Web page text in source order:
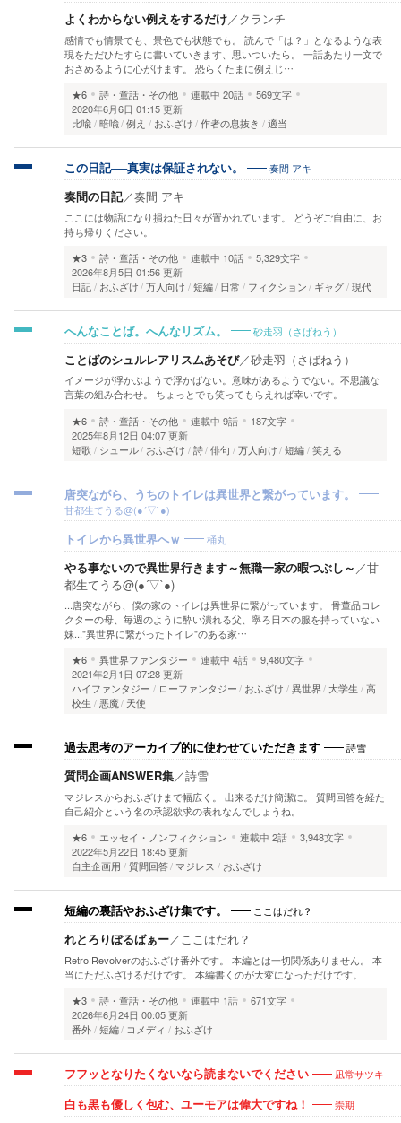
よくわからない例えをするだけ／クランチ
感情でも情景でも、景色でも状態でも。 読んで「は？」となるような表
現をただひたすらに書いていきます、思いついたら。 一話あたり一文で
おさめるように心がけます。 恐らくたまに例えじ…
★6
詩・童話・その他 連載中 20話
569文字
2020年6月6日 01:15 更新
比喩 暗喩 例え おふざけ 作者の息抜き 適当
この日記──真実は保証されない。 奏間 アキ
奏間の日記／奏間 アキ
ここには物語になり損ねた日々が置かれています。 どうぞご自由に、お
持ち帰りください。
★3
詩・童話・その他 連載中 10話
5,329文字
2026年8月5日 01:56 更新
日記
おふざけ 万人向け 短編 日常 フィクション ギャグ 現代
へんなことば。へんなリズム。 砂走羽（さばねう）
ことばのシュルレアリスムあそび／砂走羽（さばねう）
イメージが浮かぶようで浮かばない。意味があるようでない。不思議な
言葉の組み合わせ。 ちょっとでも笑ってもらえれば幸いです。
★6
詩・童話・その他 連載中 9話
187文字
2025年8月12日 04:07 更新
短歌
シュール おふざけ 詩 俳句 万人向け 短編 笑える
唐突ながら、うちのトイレは異世界と繋がっています。
甘都生てうる@(●︎´▽︎`●︎)
トイレから異世界へｗ 桶丸
やる事ないので異世界行きます～無職一家の暇つぶし～ ／甘
都生てうる@(●︎´▽︎`●︎)
...唐突ながら、僕の家のトイレは異世界に繋がっています。 骨董品コレ
クターの母、毎週のように酔い潰れる父、寧ろ日本の服を持っていない
妹..."異世界に繋がったトイレ"のある家…
★6
異世界ファンタジー 連載中 4話
9,480文字
2021年2月1日 07:28 更新
ハイファンタジー
ローファンタジー おふざけ 異世界 大学生
高
校生
悪魔 天使
過去思考のアーカイブ的に使わせていただきます 詩雪
質問企画ANSWER集／詩雪
マジレスからおふざけまで幅広く。 出来るだけ簡潔に。 質問回答を経た
自己紹介という名の承認欲求の表れなんでしょうね。
★6
エッセイ・ノンフィクション 連載中 2話
3,948文字
2022年5月22日 18:45 更新
自主企画用
質問回答 マジレス おふざけ
短編の裏話やおふざけ集です。 ここはだれ？
れとろりぼるばぁー／ここはだれ？
Retro Revolverのおふざけ番外です。 本編とは一切関係ありません。 本
当にただふざけるだけです。 本編書くのが大変になっただけです。
★3
詩・童話・その他 連載中 1話
671文字
2026年6月24日 00:05 更新
番外 短編 コメディ おふざけ
フフッとなりたくないなら読まないでください 凪常サツキ
白も黒も優しく包む、ユーモアは偉大ですね！ 崇期